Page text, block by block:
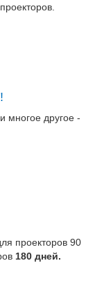
многое другое -
проекторов 90
180 дней.